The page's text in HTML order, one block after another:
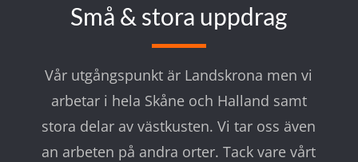
Små & stora uppdrag
Vår utgångspunkt är Landskrona men vi
arbetar i hela Skåne och Halland samt
stora delar av västkusten. Vi tar oss även
an arbeten på andra orter. Tack vare vårt